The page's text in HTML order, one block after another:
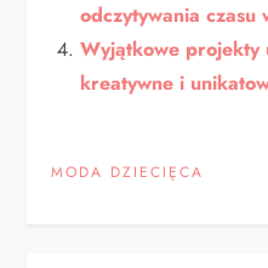
odczytywania czasu
Wyjątkowe
kreatywne i
MODA DZIECIĘCA